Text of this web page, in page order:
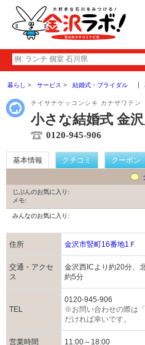
暮らし サービス 結婚式・ブライダル
チイサナケッコンシキ カナザワテン
小さな結婚式 金
0120-945-906
基本情報 クチコミ クーポン
じぶんのお気に入り:
メモ:
みんなのお気に入り:
住所 金沢市竪町16番地1Ｆ
交通・アクセ
ス
金沢西ICより約20分、
約5分
TEL
0120-945-906
※お問い合わせの際は
だければ幸いです。
営業時間 11:00～18:00